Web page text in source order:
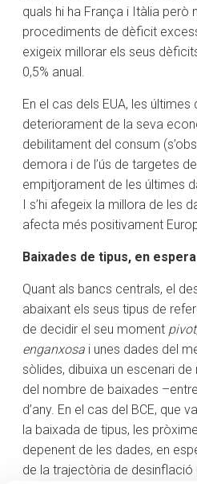
quals hi ha França i Itàlia però
procediments de dèficit
exigeix millorar els seus
0,5% anual.
En el cas dels EUA, les
deteriorament de la seva
debilitament del consum
demora i de l’ús de targetes
empitjorament de les últimes
I s’hi afegeix la millora de les
afecta més positivament
Baixades de tipus, en
Quant als bancs centrals, el
abaixant els seus tipus de
de decidir el seu moment pivot
enganxosa i unes dades del
sòlides, dibuixa un escenari
del nombre de baixades
d’any. En el cas del BCE, que
la baixada de tipus, les
depenent de les dades, en
de la trajectòria de desinflació